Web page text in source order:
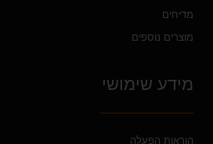
מדיחים
מוצרים נוספים
מידע שימושי
הוראות הפעלה